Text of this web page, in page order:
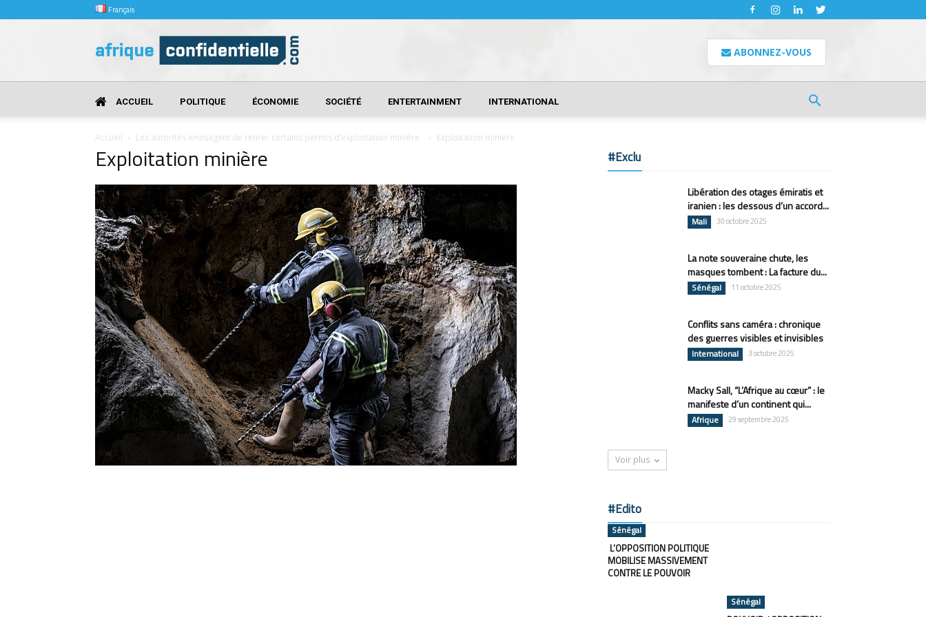
Français
Confidentielle
ABONNEZ-VOUS
ACCUEIL POLITIQUE ÉCONOMIE SOCIÉTÉ ENTERTAINMENT INTERNATIONAL
Accueil Les autorités envisagent de retirer certains permis d’exploitation minière Exploitation minière
Exploitation minière #Exclu
Libération des otages émiratis et
iranien : les dessous d’un accord...
Mali 30 octobre 2025
La note souveraine chute, les
masques tombent : La facture du...
Sénégal 11 octobre 2025
Conflits sans caméra : chronique
des guerres visibles et invisibles
International 3 octobre 2025
Macky Sall, “L’Afrique au cœur” : le
manifeste d’un continent qui...
Afrique 29 septembre 2025
Voir plus
#Edito
Sénégal
L’OPPOSITION POLITIQUE
MOBILISE MASSIVEMENT
CONTRE LE POUVOIR
Sénégal